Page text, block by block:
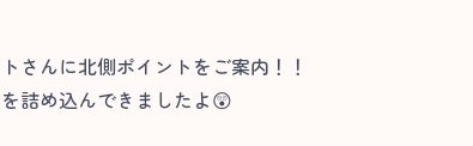
さんに北側ポイントをご案内！！
詰め込んできましたよ😲